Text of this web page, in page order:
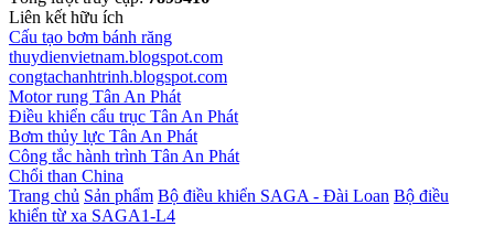
Liên kết hữu ích
Cấu tạo bơm bánh răng
thuydienvietnam.blogspot.com
congtachanhtrinh.blogspot.com
Motor rung Tân An Phát
Điều khiển cẩu trục Tân An Phát
Bơm thủy lực Tân An Phát
Công tắc hành trình Tân An Phát
Chổi than China
Trang chủ Sản phẩm Bộ điều khiển SAGA - Đài Loan Bộ điều
khiển từ xa SAGA1-L4